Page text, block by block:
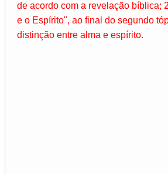
de acordo com a revelação bíblica;
e o Espírito", ao final do segundo
distinção entre alma e espírito.